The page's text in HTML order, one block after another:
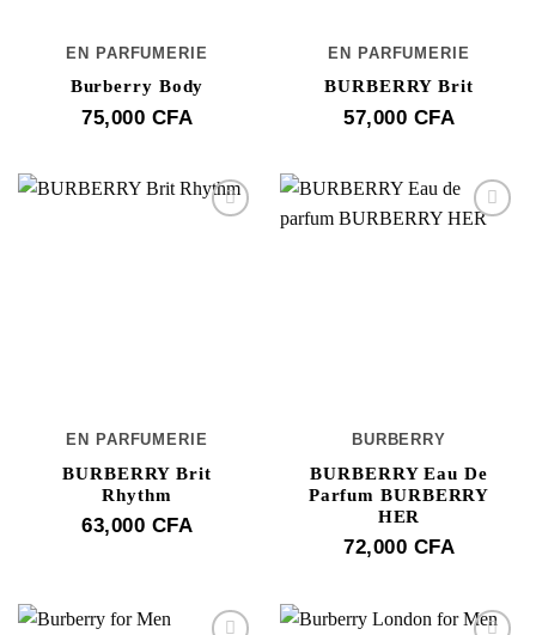
EN PARFUMERIE
Burberry Body
75,000 CFA
EN PARFUMERIE
BURBERRY Brit
57,000 CFA
EN PARFUMERIE
BURBERRY Brit
Rhythm
63,000 CFA
BURBERRY
BURBERRY Eau De
Parfum BURBERRY
HER
72,000 CFA